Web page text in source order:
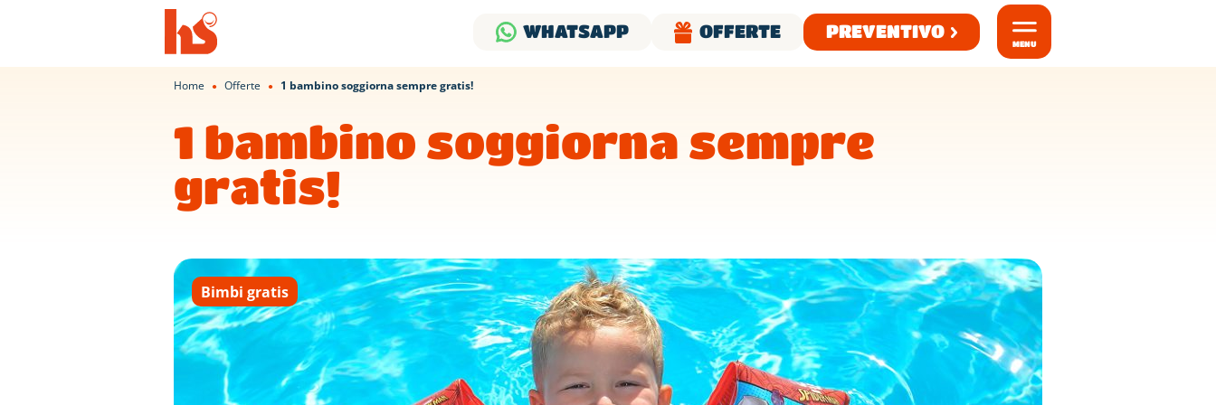
MENU
PREVENTIVO
OFFERTE
WHATSAPP
Home ● Offerte ● 1 bambino soggiorna sempre gratis!
1 bambino soggiorna sempre
gratis!
Bimbi gratis